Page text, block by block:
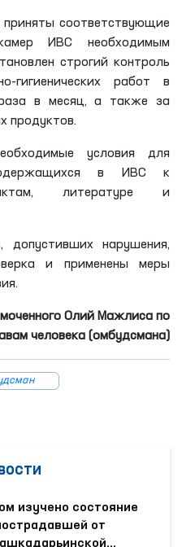
соответствующие
ИВС необходимым
строгий контроль
гигиенических работ в
в месяц, а также за
продуктов.
условия для
в ИВС к
актам, литературе и
допустивших нарушения,
и применены меры
Олий Мажлиса по
человека (омбудсмана)
изучено состояние
от